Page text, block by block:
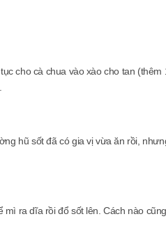
cho cà chua vào xào cho tan (thêm
hũ sốt đã có gia vị vừa ăn rồi,
ra dĩa rồi đổ sốt lên. Cách nào